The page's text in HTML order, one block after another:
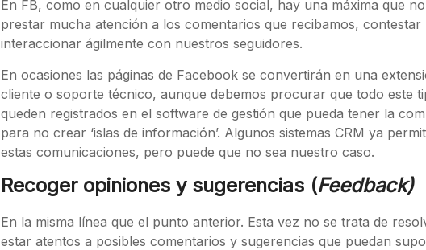
En FB, como en cualquier otro medio social, hay una máxima que
prestar mucha atención a los comentarios que recibamos,
interaccionar ágilmente con nuestros seguidores.
En ocasiones las páginas de Facebook se convertirán en una
cliente o soporte técnico, aunque debemos procurar que todo este
queden registrados en el software de gestión que pueda tener la
para no crear ‘islas de información’. Algunos sistemas CRM ya
estas comunicaciones, pero puede que no sea nuestro caso.
Recoger opiniones y sugerencias (Feedback)
En la misma línea que el punto anterior. Esta vez no se trata de
estar atentos a posibles comentarios y sugerencias que puedan